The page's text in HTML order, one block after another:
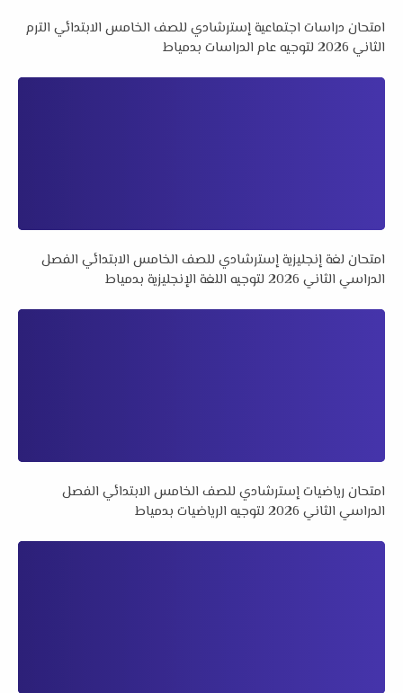
امتحان دراسات اجتماعية إسترشادي للصف الخامس الابتدائي الترم
الثاني 2026 لتوجيه عام الدراسات بدمياط
امتحان لغة إنجليزية إسترشادي للصف الخامس الابتدائي الفصل
الدراسي الثاني 2026 لتوجيه اللغة الإنجليزية بدمياط
امتحان رياضيات إسترشادي للصف الخامس الابتدائي الفصل
الدراسي الثاني 2026 لتوجيه الرياضيات بدمياط